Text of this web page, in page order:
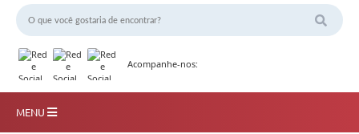
Acompanhe-nos:
MENU